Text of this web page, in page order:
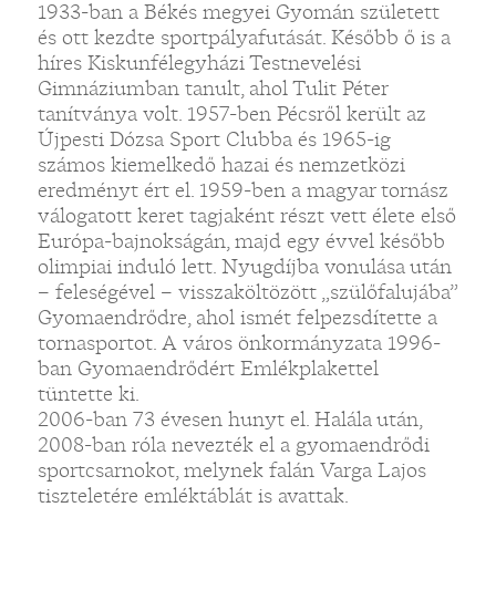
1933-ban a Békés megyei Gyomán született
és ott kezdte sportpályafutását. Később ő is a
híres Kiskunfélegyházi Testnevelési
Gimnáziumban tanult, ahol Tulit Péter
tanítványa volt. 1957-ben Pécsről került az
Újpesti Dózsa Sport Clubba és 1965-ig
számos kiemelkedő hazai és nemzetközi
eredményt ért el. 1959-ben a magyar tornász
válogatott keret tagjaként részt vett élete első
Európa-bajnokságán, majd egy évvel később
olimpiai induló lett. Nyugdíjba vonulása után
– feleségével – visszaköltözött „szülőfalujába”
Gyomaendrődre, ahol ismét felpezsdítette a
tornasportot. A város önkormányzata 1996-
ban Gyomaendrődért Emlékplakettel
tüntette ki.
2006-ban 73 évesen hunyt el. Halála után,
2008-ban róla nevezték el a gyomaendrődi
sportcsarnokot, melynek falán Varga Lajos
tiszteletére emléktáblát is avattak.